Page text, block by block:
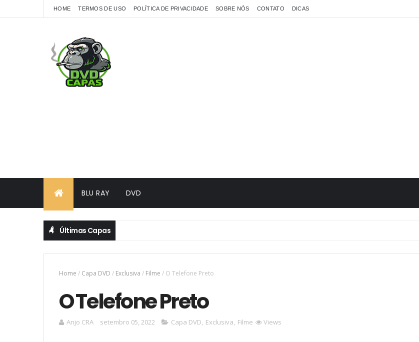
HOME TERMOS DE USO POLÍTICA DE PRIVACIDADE SOBRE NÓS CONTATO DICAS
BLU RAY DVD
Últimas Capas
Home / Capa DVD / Exclusiva / Filme / O Telefone Preto
O Telefone Preto
Anjo CRA setembro 05, 2022 Capa DVD, Exclusiva, Filme Views